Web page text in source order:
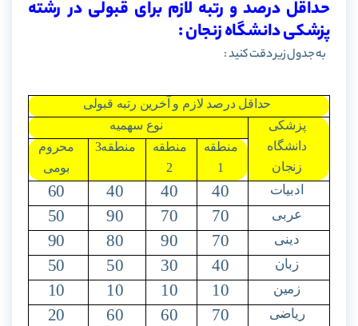
حداقل درصد و رتبه لازم برای قبولی در رشته
پزشکی دانشگاه زنجان :
به جدول زیر دقت کنید :
حداقل درصد لازم و آخرین رتبه قبولی
پزشکی
دانشگاه
زنجان
نوع سهمیه
منطقه
1
منطقه
2
منطقه3
محروم
بومی
ادبیات 40
40
40
60
عربی 70
70
90
50
دینی 70
90
80
90
زبان 40
30
50
50
زمین 10
10
10
10
ریاضی 70
60
60
20